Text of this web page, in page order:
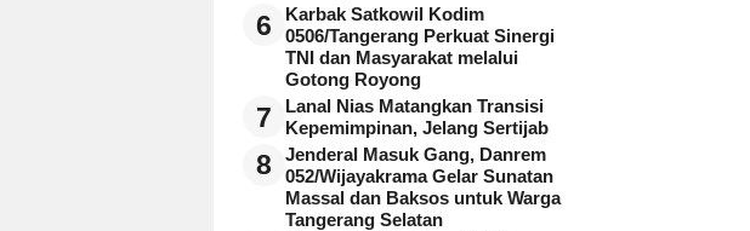
6
Karbak Satkowil Kodim
0506/Tangerang Perkuat Sinergi
TNI dan Masyarakat melalui
Gotong Royong
7
Lanal Nias Matangkan Transisi
Kepemimpinan, Jelang Sertijab
8
Jenderal Masuk Gang, Danrem
052/Wijayakrama Gelar Sunatan
Massal dan Baksos untuk Warga
Tangerang Selatan